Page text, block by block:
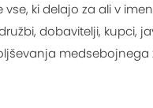
ki delajo za ali v
dobavitelji, kupci,
medsebojnega